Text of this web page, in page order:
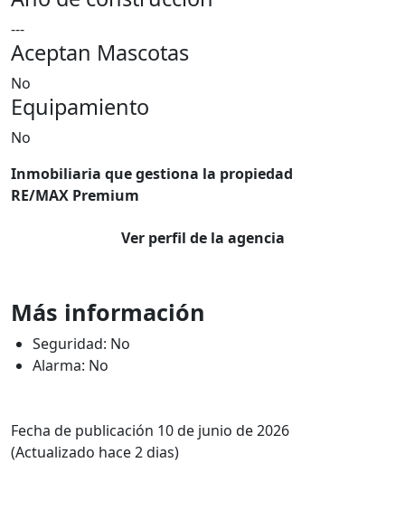
---
Aceptan Mascotas
No
Equipamiento
No
Inmobiliaria que gestiona la propiedad
RE/MAX Premium
Ver perfil de la agencia
Más información
Seguridad: No
Alarma: No
Fecha de publicación 10 de junio de 2026
(Actualizado hace 2 dias)